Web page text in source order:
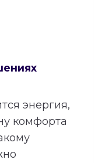
энергия,
комфорта